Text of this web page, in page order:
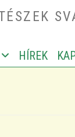
HÍREK